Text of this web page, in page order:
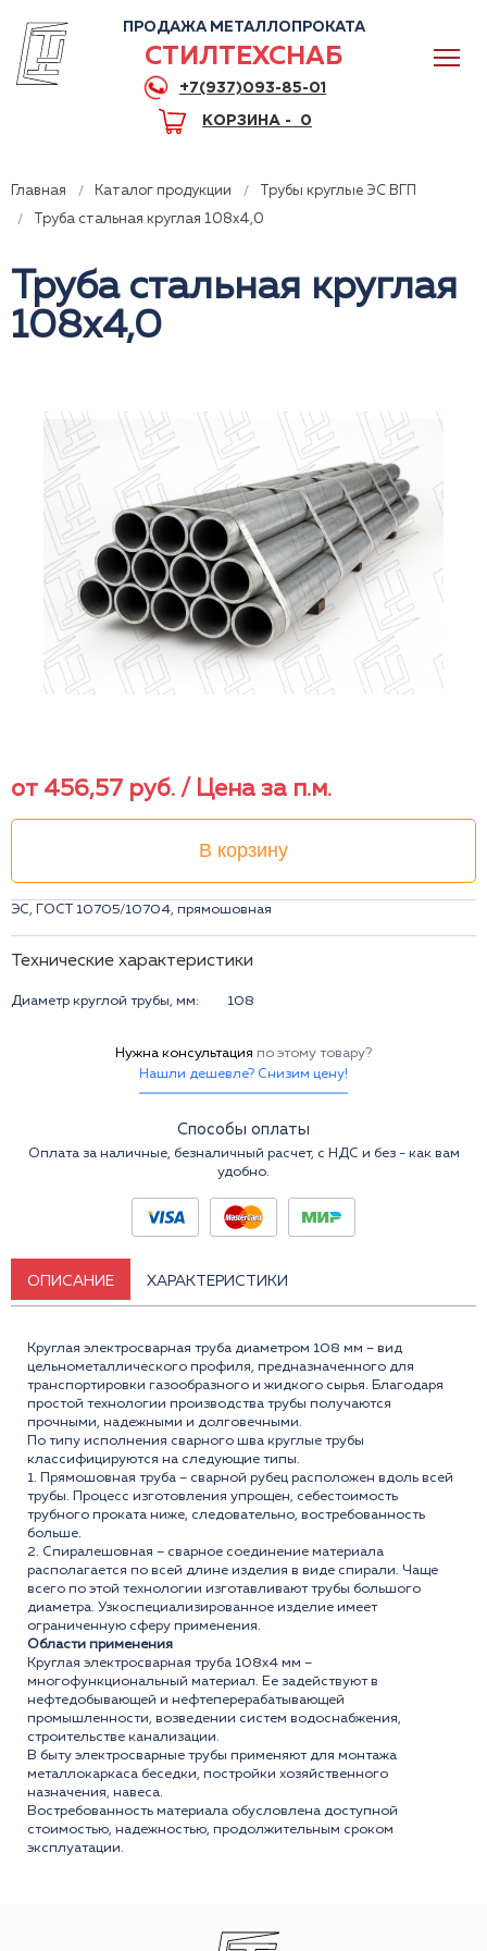
0
ПРОДАЖА МЕТАЛЛОПРОКАТА
СТИЛТЕХСНАБ
+7(937)093-85-01
КОРЗИНА - 0
Главная Каталог продукции
Трубы круглые ЭС ВГП
Труба стальная круглая 108x4,0
Труба стальная круглая
108x4,0
от 456,57 руб. / Цена за п.м.
В корзину
ЭС, ГОСТ 10705/10704, прямошовная
Технические характеристики
Диаметр круглой трубы, мм: 108
Нужна консультация по этому товару?
Нашли дешевле? Снизим цену!
Способы оплаты
Оплата за наличные, безналичный расчет, с НДС и без - как вам
удобно.
ОПИСАНИЕ ХАРАКТЕРИСТИКИ
Круглая электросварная труба диаметром 108 мм – вид
цельнометаллического профиля, предназначенного для
транспортировки газообразного и жидкого сырья. Благодаря
простой технологии производства трубы получаются
прочными, надежными и долговечными.
По типу исполнения сварного шва круглые трубы
классифицируются на следующие типы.
1. Прямошовная труба – сварной рубец расположен вдоль всей
трубы. Процесс изготовления упрощен, себестоимость
трубного проката ниже, следовательно, востребованность
больше.
2. Спиралешовная – сварное соединение материала
располагается по всей длине изделия в виде спирали. Чаще
всего по этой технологии изготавливают трубы большого
диаметра. Узкоспециализированное изделие имеет
ограниченную сферу применения.
Области применения
Круглая электросварная труба 108x4 мм –
многофункциональный материал. Ее задействуют в
нефтедобывающей и нефтеперерабатывающей
промышленности, возведении систем водоснабжения,
строительстве канализации.
В быту электросварные трубы применяют для монтажа
металлокаркаса беседки, постройки хозяйственного
назначения, навеса.
Востребованность материала обусловлена доступной
стоимостью, надежностью, продолжительным сроком
эксплуатации.